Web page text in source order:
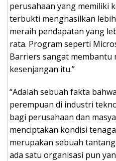
perusahaan yang memiliki
terbukti menghasilkan
meraih pendapatan yang
rata. Program seperti
Barriers sangat membantu
kesenjangan itu.”
“Adalah sebuah fakta
perempuan di industri
bagi perusahaan dan
menciptakan kondisi
merupakan sebuah
ada satu organisasi pun